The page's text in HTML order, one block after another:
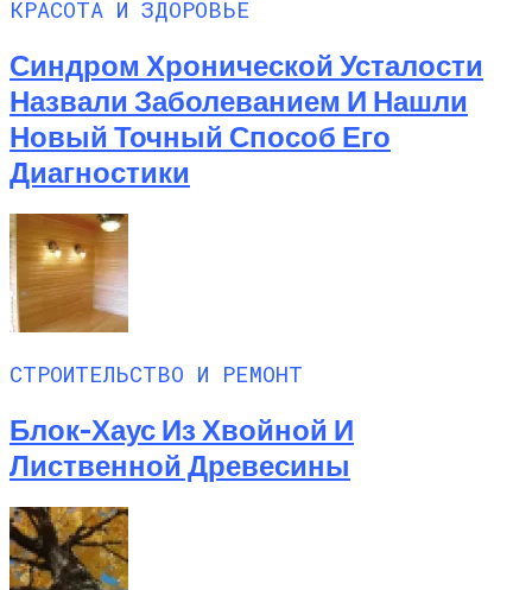
КРАСОТА И ЗДОРОВЬЕ
Синдром Хронической Усталости
Назвали Заболеванием И Нашли
Новый Точный Способ Его
Диагностики
СТРОИТЕЛЬСТВО И РЕМОНТ
Блок-Хаус Из Хвойной И
Лиственной Древесины